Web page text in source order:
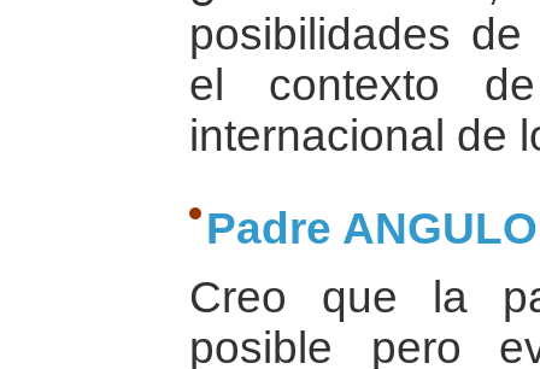
posibilidades
el contexto
internacional de
Padre ANGULO
Creo que la
posible pero